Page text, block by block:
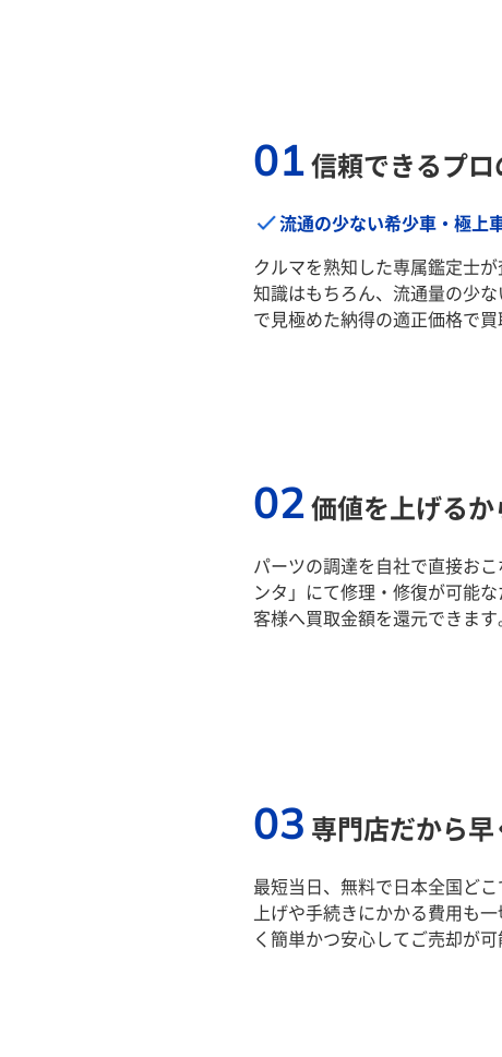
01信頼できるプ
流通の少ない希少車・極上
クルマを熟知した専属鑑定士
知識はもちろん、流通量の少
で見極めた納得の適正価格で買
02価値を上げる
パーツの調達を自社で直接お
ンタ」にて修理・修復が可能
客様へ買取金額を還元できます
03 専門店だから
最短当日、無料で日本全国ど
上げや手続きにかかる費用も
く簡単かつ安心してご売却が可